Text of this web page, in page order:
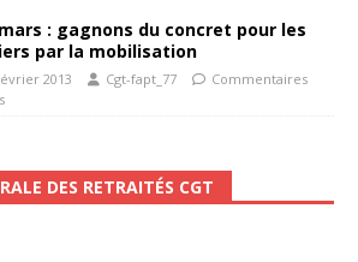
: gagnons du concret pour les
par la mobilisation
2013 Cgt-fapt_77
Commentaires
DES RETRAITÉS CGT